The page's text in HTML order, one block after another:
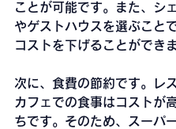
ことが可能です。また、シ
やゲストハウスを選ぶこと
コストを下げることができま
次に、食費の節約です。レ
カフェでの食事はコストが
ちです。そのため、スーパ